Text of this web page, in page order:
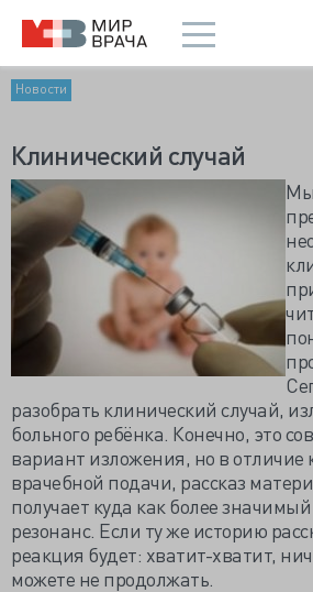
Новости
Клинический случай
Мы
разобрать клинический случай,
больного ребёнка. Конечно, это
вариант изложения, но в отличие
врачебной подачи, рассказ
получает куда как более
резонанс. Если ту же историю
реакция будет: хватит-хватит,
можете не продолжать.